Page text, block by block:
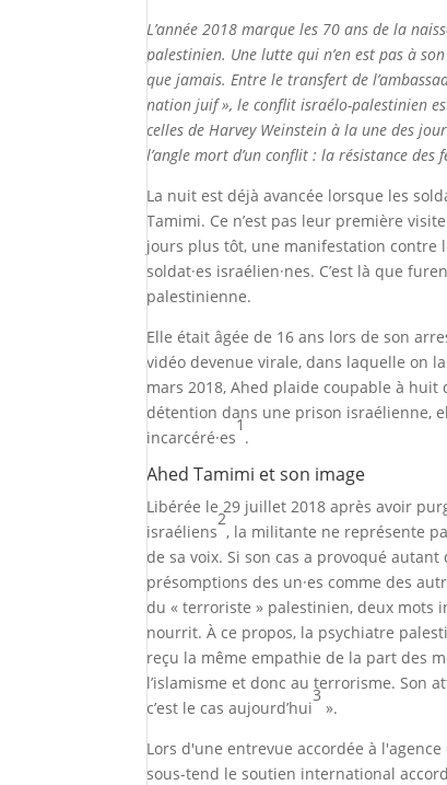
L’année 2018 marque les 70 ans de la
palestinien. Une lutte qui n’en est pas à
que jamais. Entre le transfert de
nation juif », le conflit israélo-palestinien
celles de Harvey Weinstein à la une des
l’angle mort d’un conflit : la résistance
La nuit est déjà avancée lorsque les
Tamimi. Ce n’est pas leur première
jours plus tôt, une manifestation contre
soldat·es israélien·nes. C’est là que
palestinienne.
Elle était âgée de 16 ans lors de son
vidéo devenue virale, dans laquelle on
mars 2018, Ahed plaide coupable à huit
détention dans une prison israélienne,
incarcéré·es
1
.
Ahed Tamimi et son image
Libérée le 29 juillet 2018 après avoir
israéliens
2
, la militante ne représente
de sa voix. Si son cas a provoqué
présomptions des un·es comme des
du « terroriste » palestinien, deux
nourrit. À ce propos, la psychiatre
reçu la même empathie de la part des
l’islamisme et donc au terrorisme. Son
c’est le cas aujourd’hui
3
».
Lors d'une entrevue accordée à
sous-tend le soutien international